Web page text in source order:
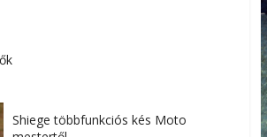
Shiege többfunkciós kés Moto